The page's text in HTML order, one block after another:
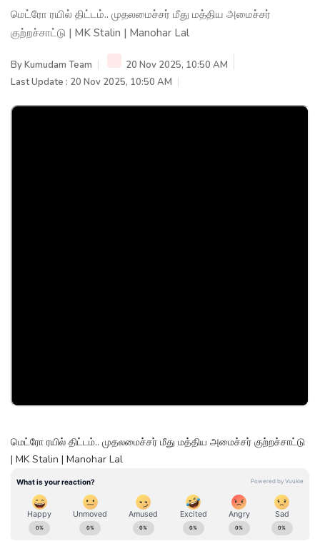
மெட்ரோ ரயில் திட்டம்.. முதலமைச்சர் மீது மத்திய அமைச்சர்
குற்றச்சாட்டு | MK Stalin | Manohar Lal
ByKumudam Team
20 Nov 2025, 10:50 AM
Last Update : 20 Nov 2025, 10:50 AM
மெட்ரோ ரயில் திட்டம்.. முதலமைச்சர் மீது மத்திய அமைச்சர் குற்றச்சாட்டு
| MK Stalin | Manohar Lal